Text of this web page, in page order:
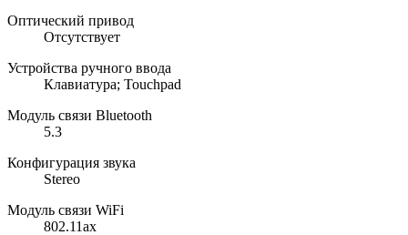
Оптический привод
Отсутствует
Устройства ручного ввода
Клавиатура; Touchpad
Модуль связи Bluetooth
5.3
Конфигурация звука
Stereo
Модуль связи WiFi
802.11ax